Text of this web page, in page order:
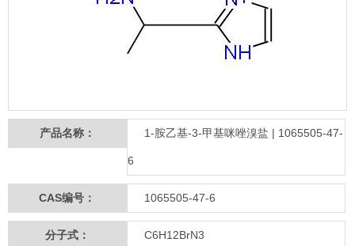
产品名称： 1-胺乙基-3-甲基咪唑溴盐 | 1065505-47-
6
CAS编号： 1065505-47-6
分子式： C6H12BrN3